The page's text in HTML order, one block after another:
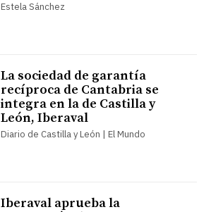
Estela Sánchez
La sociedad de garantía
recíproca de Cantabria se
integra en la de Castilla y
León, Iberaval
Diario de Castilla y León | El Mundo
Iberaval aprueba la